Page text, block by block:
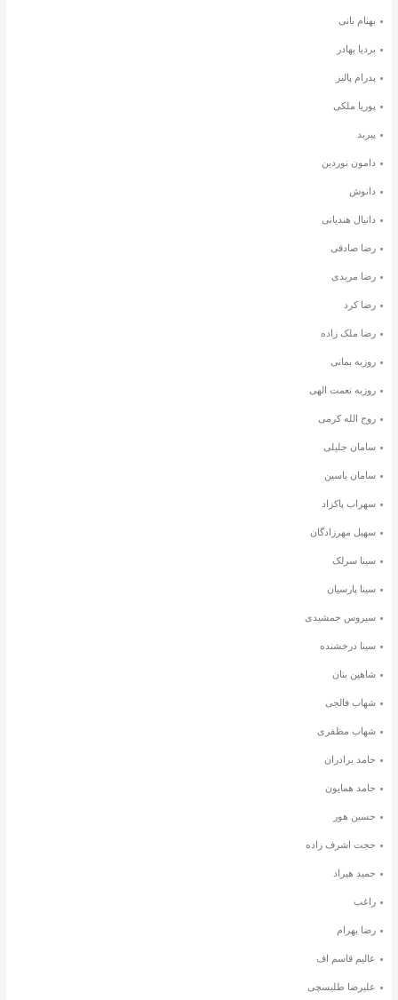
بهنام بانی
بردیا بهادر
پدرام پالیز
پوریا ملکی
پیربد
دامون نوردین
دانوش
دانیال هندیانی
رضا صادقی
رضا مریدی
رضا کرد
رضا ملک زاده
روزبه بمانی
روزبه نعمت الهی
روح الله کرمی
سامان جلیلی
سامان یاسین
سهراب پاکزاد
سهیل مهرزادگان
سینا سرلک
سینا پارسیان
سیروس جمشیدی
سینا درخشنده
شاهین بنان
شهاب فالجی
شهاب مظفری
حامد برادران
حامد همایون
حسین هور
حجت اشرف زاده
حمید هیراد
راغب
رضا بهرام
عالیم قاسم اف
علیرضا طلیسچی